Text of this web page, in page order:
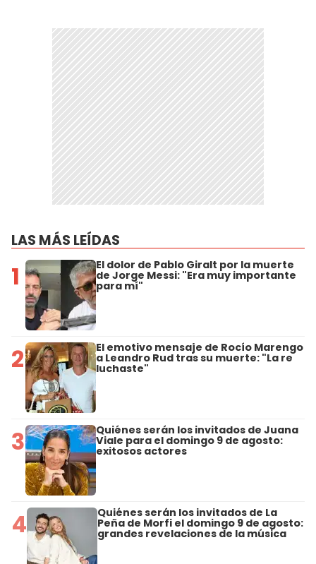
LAS MÁS LEÍDAS
1 El dolor de Pablo Giralt por la muerte
de Jorge Messi: "Era muy importante
para mí"
2 El emotivo mensaje de Rocío Marengo
a Leandro Rud tras su muerte: "La re
luchaste"
3 Quiénes serán los invitados de Juana
Viale para el domingo 9 de agosto:
exitosos actores
4 Quiénes serán los invitados de La
Peña de Morfi el domingo 9 de agosto:
grandes revelaciones de la música